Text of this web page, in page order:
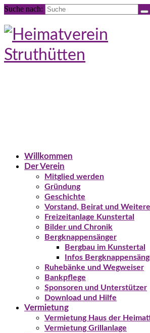
Suche nach:
Willkommen
Der Verein
Mitglied werden
Gründung
Geschichte
Vorstand, Beirat und Weitere
Freizeitanlage Kunstertal
Bilder und Chronik
Bergknappensänger
Bergbau im Kunstertal
Infos
Ruhebänke und Wegweiser
Bankpflege
Sponsoren und Unterstützer
Download und Hilfe
Vermietung
Vermietung Haus der
Vermietung Grillanlage